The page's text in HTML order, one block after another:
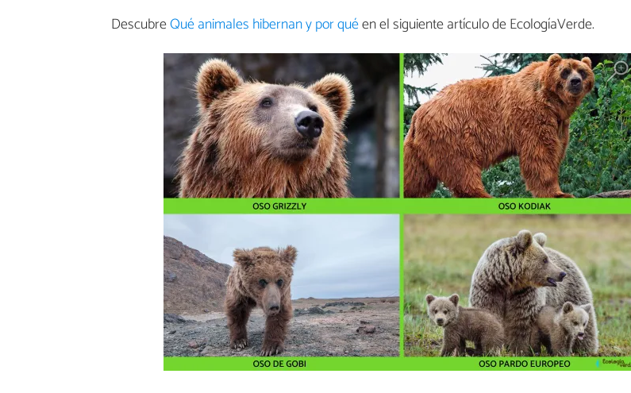
DescubreQué animales hibernan y por quéen el siguiente artículo de EcologíaVerde.